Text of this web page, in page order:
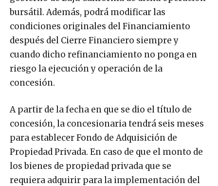
bursátil. Además, podrá modificar las
condiciones originales del Financiamiento
después del Cierre Financiero siempre y
cuando dicho refinanciamiento no ponga en
riesgo la ejecución y operación de la
concesión.
A partir de la fecha en que se dio el título de
concesión, la concesionaria tendrá seis meses
para establecer Fondo de Adquisición de
Propiedad Privada. En caso de que el monto de
los bienes de propiedad privada que se
requiera adquirir para la implementación del